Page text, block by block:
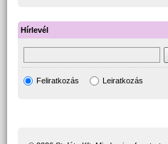
Hírlevél
Feliratkozás Leiratkozás